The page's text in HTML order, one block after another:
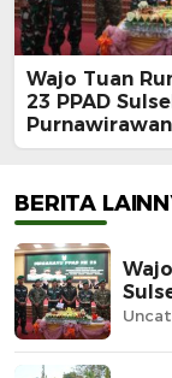
Wajo Tuan
23 PPAD
BERITA